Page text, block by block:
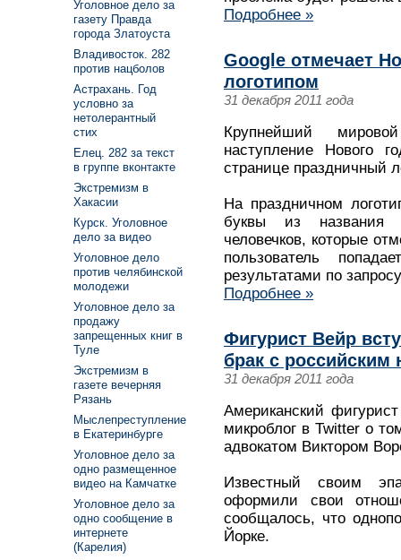
Подробнее »
Google отмечает
логотипом
31 декабря 2011 года
Крупнейший
наступление Нового
странице праздничный
На праздничном
буквы из названия
человечков, которые
пользователь
результатами по
Подробнее »
Фигурист Вейр
брак с российским
31 декабря 2011 года
Американский
микроблог в Twitter о
адвокатом Виктором
Известный своим
оформили свои
сообщалось, что
Йорке.
Уголовное дело за
газету Правда
города Златоуста
Владивосток. 282
против нацболов
Астрахань. Год
условно за
нетолерантный
стих
Елец. 282 за текст
в группе вконтакте
Экстремизм в
Хакасии
Курск. Уголовное
дело за видео
Уголовное дело
против челябинской
молодежи
Уголовное дело за
продажу
запрещенных книг в
Туле
Экстремизм в
газете вечерняя
Рязань
Мыслепреступление
в Екатеринбурге
Уголовное дело за
одно размещенное
видео на Камчатке
Уголовное дело за
одно сообщение в
интернете
(Карелия)